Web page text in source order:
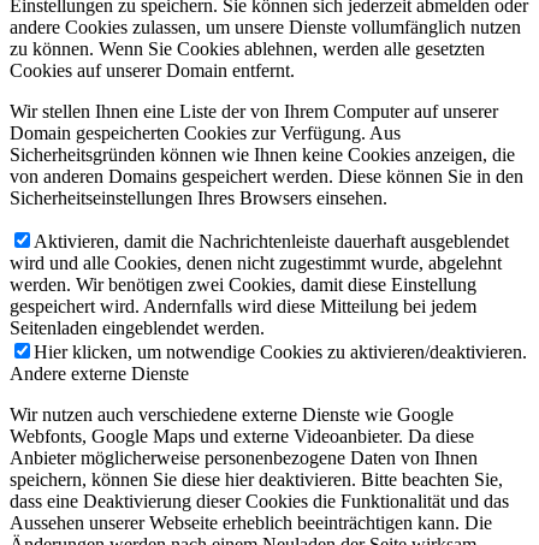
Einstellungen zu speichern. Sie können sich jederzeit abmelden oder
andere Cookies zulassen, um unsere Dienste vollumfänglich nutzen
zu können. Wenn Sie Cookies ablehnen, werden alle gesetzten
Cookies auf unserer Domain entfernt.
Wir stellen Ihnen eine Liste der von Ihrem Computer auf unserer
Domain gespeicherten Cookies zur Verfügung. Aus
Sicherheitsgründen können wie Ihnen keine Cookies anzeigen, die
von anderen Domains gespeichert werden. Diese können Sie in den
Sicherheitseinstellungen Ihres Browsers einsehen.
Aktivieren, damit die Nachrichtenleiste dauerhaft ausgeblendet
wird und alle Cookies, denen nicht zugestimmt wurde, abgelehnt
werden. Wir benötigen zwei Cookies, damit diese Einstellung
gespeichert wird. Andernfalls wird diese Mitteilung bei jedem
Seitenladen eingeblendet werden.
Hier klicken, um notwendige Cookies zu aktivieren/deaktivieren.
Andere externe Dienste
Wir nutzen auch verschiedene externe Dienste wie Google
Webfonts, Google Maps und externe Videoanbieter. Da diese
Anbieter möglicherweise personenbezogene Daten von Ihnen
speichern, können Sie diese hier deaktivieren. Bitte beachten Sie,
dass eine Deaktivierung dieser Cookies die Funktionalität und das
Aussehen unserer Webseite erheblich beeinträchtigen kann. Die